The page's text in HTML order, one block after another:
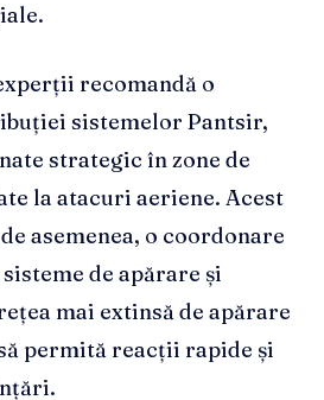
recomandă o
sistemelor Pantsir,
strategic în zone de
la atacuri aeriene. Acest
asemenea, o coordonare
de apărare și
mai extinsă de apărare
permită reacții rapide și